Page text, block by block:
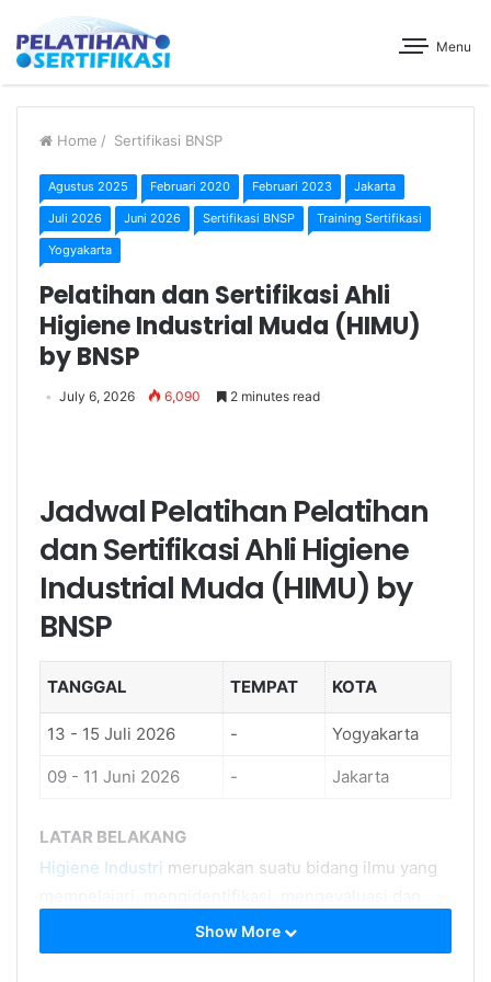
Menu
Home / Sertifikasi BNSP
Agustus 2025 Februari 2020 Februari 2023 Jakarta
Juli 2026 Juni 2026 Sertifikasi BNSP Training Sertifikasi
Yogyakarta
Pelatihan dan Sertifikasi Ahli
Higiene Industrial Muda (HIMU)
by BNSP
July 6, 2026 6,090 2 minutes read
Jadwal Pelatihan Pelatihan
dan Sertifikasi Ahli Higiene
Industrial Muda (HIMU) by
BNSP
TANGGAL TEMPAT KOTA
13 - 15 Juli 2026 - Yogyakarta
09 - 11 Juni 2026 - Jakarta
LATAR BELAKANG
Higiene Industri merupakan suatu bidang ilmu yang
mengendalikan bahaya yang timbul ditempat kerja
yang dapat berdampak terhadap kesehatan.
Show More